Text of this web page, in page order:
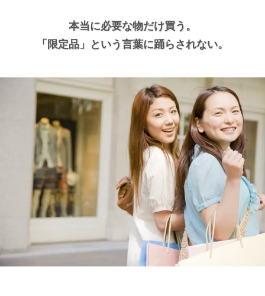
本当に必要な物だけ買う。
「限定品」という言葉に踊らされない。